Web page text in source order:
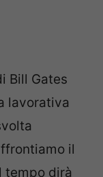
Bill Gates
lavorativa
il
tempo dirà